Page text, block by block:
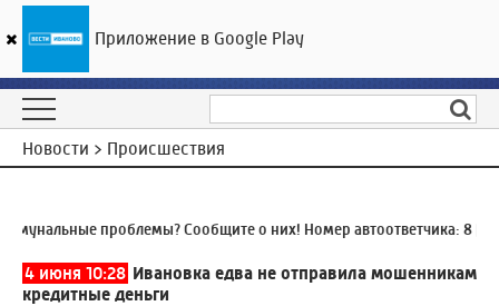
ГТРК «Ивтелерадио»
Новости > Происшествия
проблемы? Сообщите о них! Номер автоответчика:8
4 июня 10:28 Ивановка едва не отправила мошенникам
кредитные деньги
Приложение в Google Play